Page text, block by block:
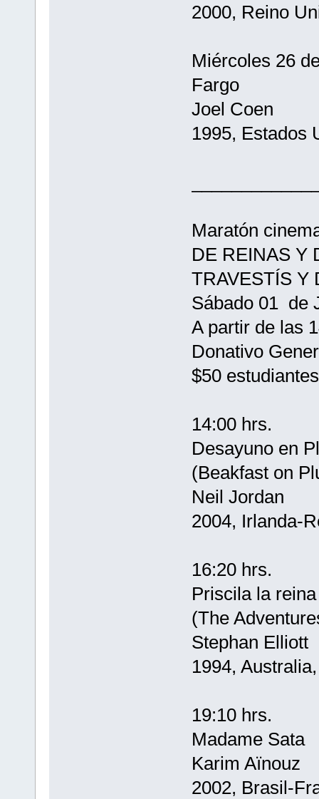
2000, Reino
Miércoles 26
Fargo
Joel Coen
1995, Estados
Maratón
DE REINAS Y
TRAVESTÍS Y
Sábado 01 de
A partir de las
Donativo
$50
14:00 hrs.
Desayuno en
(Beakfast on
Neil Jordan
2004, Irlanda-
16:20 hrs.
Priscila la
(The
Stephan Elliott
1994,
19:10 hrs.
Madame Sata
Karim Aïnouz
2002, Brasil-